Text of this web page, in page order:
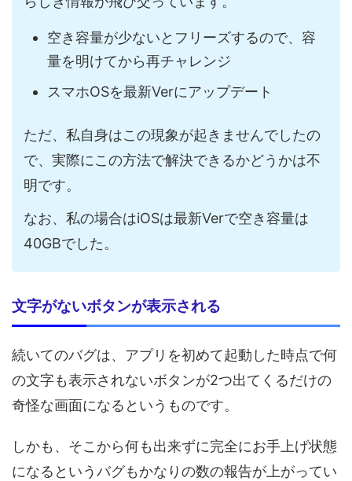
空き容量が少ないとフリーズするので、容
量を明けてから再チャレンジ
スマホOSを最新Verにアップデート
ただ、私自身はこの現象が起きませんでしたの
で、実際にこの方法で解決できるかどうかは不
明です。
なお、私の場合はiOSは最新Verで空き容量は
40GBでした。
文字がないボタンが表示される
続いてのバグは、アプリを初めて起動した時点で何
の文字も表示されないボタンが2つ出てくるだけの
奇怪な画面になるというものです。
しかも、そこから何も出来ずに完全にお手上げ状態
になるというバグもかなりの数の報告が上がってい